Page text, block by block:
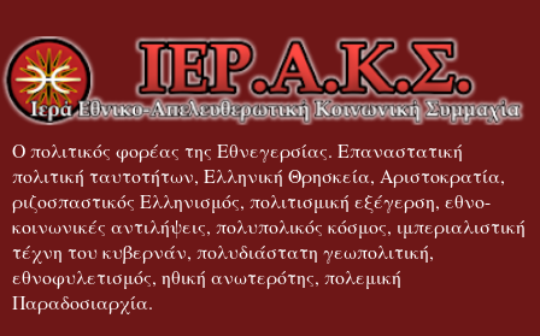
Ο πολιτικός φορέας της Εθνεγερσίας. Επαναστατική
πολιτική ταυτοτήτων, Ελληνική Θρησκεία, Αριστοκρατία,
ριζοσπαστικός Ελληνισμός, πολιτισμική εξέγερση, εθνο-
κοινωνικές αντιλήψεις, πολυπολικός κόσμος, ιμπεριαλιστική
τέχνη του κυβερνάν, πολυδιάστατη γεωπολιτική,
εθνοφυλετισμός, ηθική ανωτερότης, πολεμική
Παραδοσιαρχία.